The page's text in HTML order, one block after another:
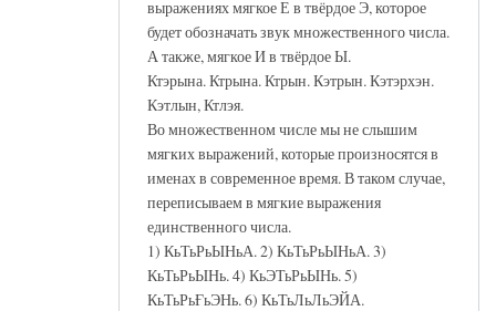
выражениях мягкое Е в твёрдое Э, которое
будет обозначать звук множественного числа.
А также, мягкое И в твёрдое Ы.
Ктэрына. Ктрына. Ктрын. Кэтрын. Кэтэрхэн.
Кэтлын, Ктлэя.
Во множественном числе мы не слышим
мягких выражений, которые произносятся в
именах в современное время. В таком случае,
переписываем в мягкие выражения
единственного числа.
1) КьТьРьЫНьА. 2) КьТьРьЫНьА. 3)
КьТьРьЫНь. 4) КьЭТьРьЫНь. 5)
КьТьРьҒьЭНь. 6) КьТьЛьЛьЭЙА.